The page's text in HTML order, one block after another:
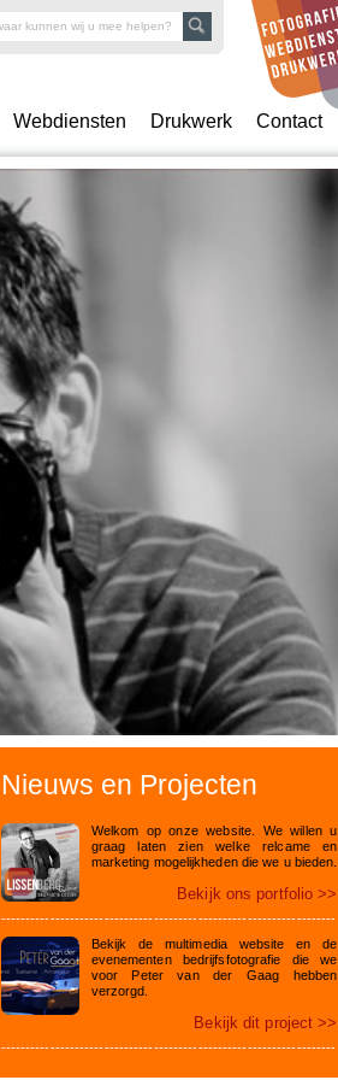
Webdiensten Drukwerk Contact
Nieuws en Projecten
Welkom op onze website. We willen u
graag laten zien welke relcame en
marketing mogelijkheden die we u bieden.
Bekijk ons portfolio >>
--------------------------------------------------------------------
Bekijk de multimedia website en de
evenementen bedrijfsfotografie die we
voor Peter van der Gaag hebben
verzorgd.
Bekijk dit project >>
--------------------------------------------------------------------